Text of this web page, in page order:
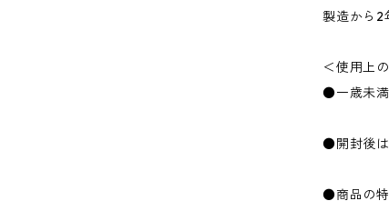
製造から2
＜使用上
●一歳未満
●開封後は
●商品の特